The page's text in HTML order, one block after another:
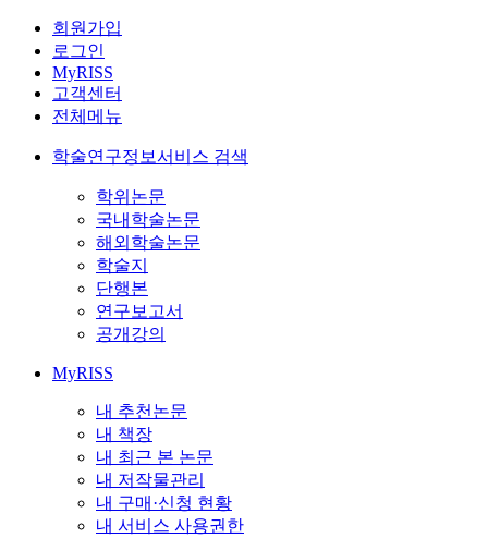
회원가입
로그인
MyRISS
고객센터
전체메뉴
학술연구정보서비스 검색
학위논문
국내학술논문
해외학술논문
학술지
단행본
연구보고서
공개강의
MyRISS
내 추천논문
내 책장
내 최근 본 논문
내 저작물관리
내 구매·신청 현황
내 서비스 사용권한